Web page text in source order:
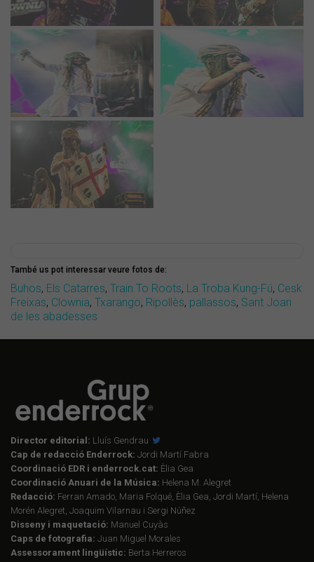
També us pot interessar veure fotos de:
Buhos, Els Catarres, Train To Roots, La Troba Kung-Fú, Cesk
Freixas, Clownia, Txarango, Ripollès, pallassos, Sant Joan
de les abadesses
Director editorial: Lluís Gendrau
Cap de redacció Enderrock: Jordi Martí Fabra
Coordinació EDR i enderrock.cat: Èlia Gea
Coordinació Anuari de la Música: Helena M. Alegret
Redacció: Ferran Amado, Maria Folqué, Èlia Gea, Jordi Martí, Helena
Morén Alegret, Joaquim Vilarnau i Sergi Núñez
Disseny i maquetació: Manuel Cuyàs
Caps de fotografia: Juan Miguel Morales
Assessorament lingüístic: Berta Herreros